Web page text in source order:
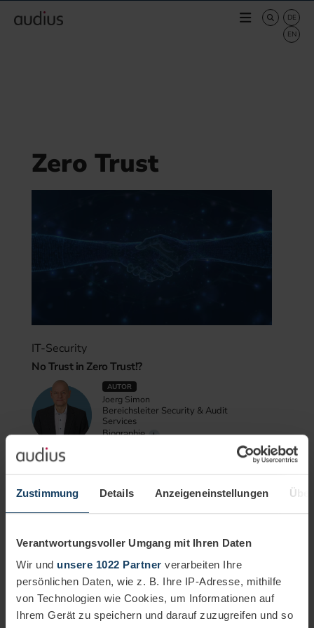
Zustimmung Details Anzeigeneinstellungen
Verantwortungsvoller Umgang mit Ihren Daten
Wir und unsere 1022 Partner verarbeiten Ihre
persönlichen Daten, wie z. B. Ihre IP-Adresse, mithilfe
von Technologien wie Cookies, um Informationen auf
Ihrem Gerät zu speichern und darauf zuzugreifen und so
Zero Trust
IT-Security
No Trust in Zero Trust!?
AUTOR
Joerg Simon
Bereichsleiter Security & Audit
Services
Biographie
Zero Trust!?“ mehr als ein provokanter Slogan ist – und wie
Unternehmen von einer differenzierten, methodischen
Mehr erfahren
Zero Trust Security